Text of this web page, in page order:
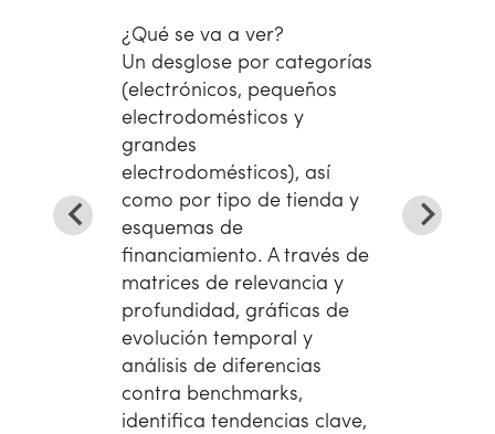
¿Qué se va a ver?
Un desglose por categorías
(electrónicos, pequeños
electrodomésticos y
grandes
electrodomésticos), así
como por tipo de tienda y
esquemas de
financiamiento. A través de
matrices de relevancia y
profundidad, gráficas de
evolución temporal y
análisis de diferencias
contra benchmarks,
identifica tendencias clave,